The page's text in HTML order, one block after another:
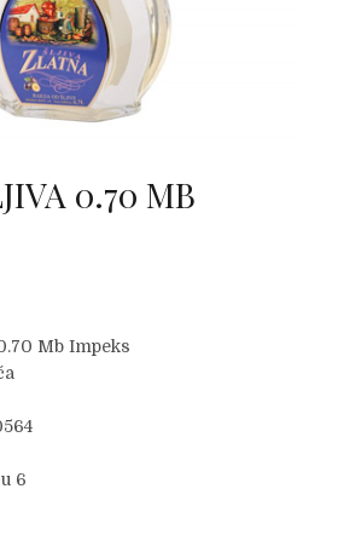
0.70 MB
Mb Impeks
6